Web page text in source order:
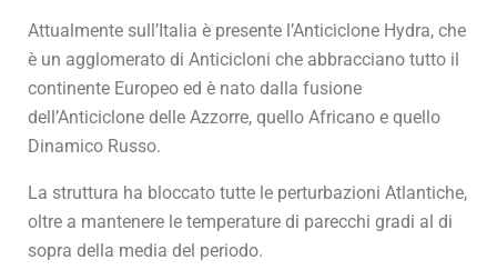
Attualmente sull’Italia è presente l’Anticiclone Hydra, che
è un agglomerato di Anticicloni che abbracciano tutto il
continente Europeo ed è nato dalla fusione
dell’Anticiclone delle Azzorre, quello Africano e quello
Dinamico Russo.
La struttura ha bloccato tutte le perturbazioni Atlantiche,
oltre a mantenere le temperature di parecchi gradi al di
sopra della media del periodo.